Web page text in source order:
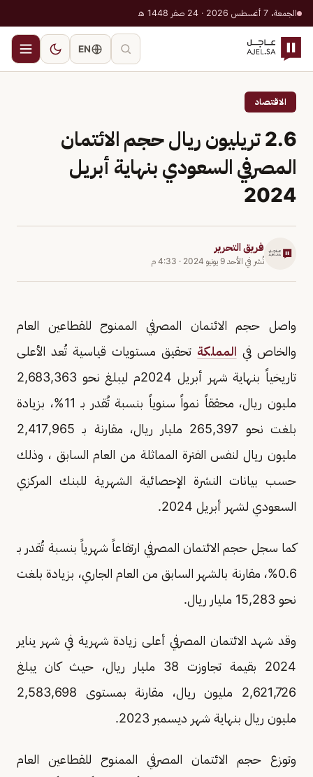
الجمعة، 7 أغسطس 2026 · 24 صفر 1448 هـ
EN
الاقتصاد
2.6 تريليون ريال حجم الائتمان
المصرفي السعودي بنهاية أبريل
2024
فريق التحرير
نُشر في الأحد 9 يونيو 2024 · 4:33 م
واصل حجم الائتمان المصرفي الممنوح للقطاعين العام
والخاص في المملكة تحقيق مستويات قياسية تُعد الأعلى
تاريخياً بنهاية شهر أبريل 2024م ليبلغ نحو 2,683,363
مليون ريال، محققاً نمواً سنوياً بنسبة تُقدر بـ 11%، بزيادة
بلغت نحو 265,397 مليار ريال، مقارنة بـ 2,417,965
مليون ريال لنفس الفترة المماثلة من العام السابق ، وذلك
حسب بيانات النشرة الإحصائية الشهرية للبنك المركزي
السعودي لشهر أبريل 2024.
كما سجل حجم الائتمان المصرفي ارتفاعاً شهرياً بنسبة تُقدر بـ
0.6%، مقارنة بالشهر السابق من العام الجاري، بزيادة بلغت
نحو 15,283 مليار ريال.
وقد شهد الائتمان المصرفي أعلى زيادة شهرية في شهر يناير
2024 بقيمة تجاوزت 38 مليار ريال، حيث كان يبلغ
2,621,726 مليون ريال، مقارنة بمستوى 2,583,698
مليون ريال بنهاية شهر ديسمبر 2023.
وتوزع حجم الائتمان المصرفي الممنوح للقطاعين العام